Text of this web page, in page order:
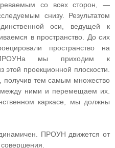
со всех сторон, —
снизу. Результатом
оси, ведущей к
в пространство. До сих
пространство на
ПРОУНа мы приходим к
проекционной плоскости.
тем самым множество
ними и перемещаем их.
каркасе, мы должны
ПРОУН движется от